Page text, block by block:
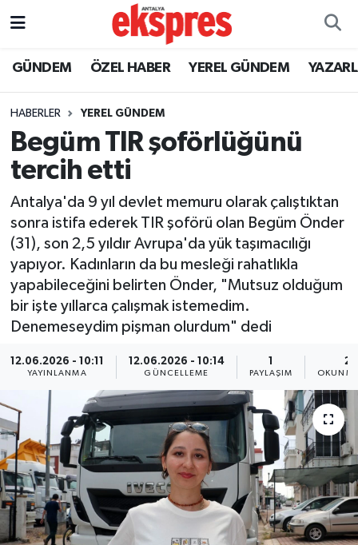
GÜNDEM ÖZEL HABER YEREL GÜNDEM
HABERLER YEREL GÜNDEM
Begüm TIR şoförlüğünü
tercih etti
Antalya'da 9 yıl devlet memuru olarak çalıştıktan
sonra istifa ederek TIR şoförü olan Begüm Önder
(31), son 2,5 yıldır Avrupa'da yük taşımacılığı
yapıyor. Kadınların da bu mesleği rahatlıkla
yapabileceğini belirten Önder, "Mutsuz olduğum
bir işte yıllarca çalışmak istemedim.
Denemeseydim pişman olurdum" dedi
12.06.2026 - 10:11
YAYINLANMA
12.06.2026 - 10:14
GÜNCELLEME
1
PAYLAŞIM
2
ÖZEL HABER
YEREL GÜNDEM
EKONOMİ
KÜLTÜR - SANAT
SPOR
SİYASET
EĞİTİM
TURİZM
RÖPORTAJ
Nöbetçi Eczaneler
Trafik Durumu
Süper Lig Puan Durumu ve Fikstür
Tüm Manşetler
Son Dakika Haberleri
Haber Arşivi